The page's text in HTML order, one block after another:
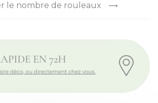
le nombre de rouleaux